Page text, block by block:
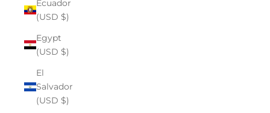
Ecuador
(USD $)
Egypt
(USD $)
El
Salvador
(USD $)